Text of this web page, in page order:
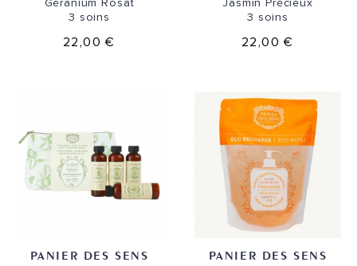
3 soins
22,00 €
3 soins
22,00 €
PANIER DES SENS PANIER DES SENS